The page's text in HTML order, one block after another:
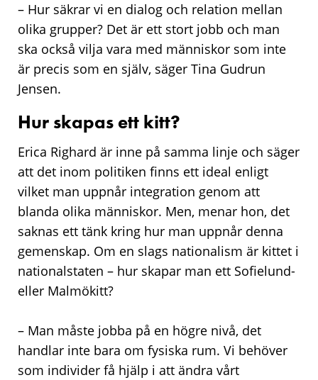
– Hur säkrar vi en dialog och relation mellan
olika grupper? Det är ett stort jobb och man
ska också vilja vara med människor som inte
är precis som en själv, säger Tina Gudrun
Jensen.
Hur skapas ett kitt?
Erica Righard är inne på samma linje och säger
att det inom politiken finns ett ideal enligt
vilket man uppnår integration genom att
blanda olika människor. Men, menar hon, det
saknas ett tänk kring hur man uppnår denna
gemenskap. Om en slags nationalism är kittet i
nationalstaten – hur skapar man ett Sofielund-
eller Malmökitt?
– Man måste jobba på en högre nivå, det
handlar inte bara om fysiska rum. Vi behöver
som individer få hjälp i att ändra vårt